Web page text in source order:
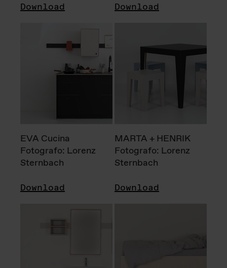
Download Download
EVA Cucina
Fotografo: Lorenz
Sternbach
Download
MARTA + HENRIK
Fotografo: Lorenz
Sternbach
Download